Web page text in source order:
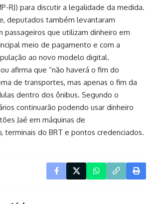
RJ) para discutir a legalidade da medida.
deputados também levantaram
passageiros que utilizam dinheiro em
meio de pagamento e com a
ao novo modelo digital.
afirma que “não haverá o fim do
de transportes, mas apenas o fim da
dentro dos ônibus. Segundo o
continuarão podendo usar dinheiro
Jaé em máquinas de
terminais do BRT e pontos credenciados.